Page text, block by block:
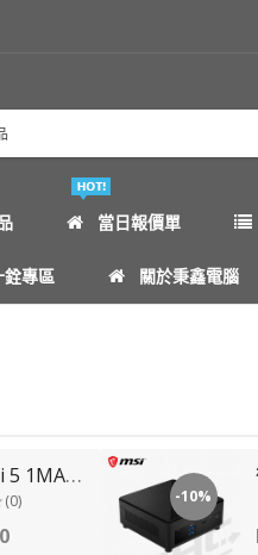
當日報價單
銓專區 關於秉鑫電腦
微星 Cubi 5 1MA-486BTW-B5120UXX (Core5-120U/SSD.RAM....
(0) -10%